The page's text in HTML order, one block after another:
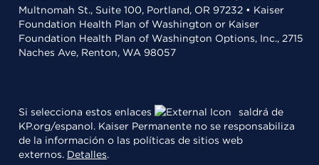
Multnomah St., Suite 100, Portland, OR 97232 • Kaiser
Foundation Health Plan of Washington or Kaiser
Foundation Health Plan of Washington Options, Inc., 2715
Naches Ave, Renton, WA 98057
Si selecciona estos enlaces
saldrá de
KP.org/espanol. Kaiser Permanente no se responsabiliza
de la información o las políticas de sitios web
externos. Detalles.